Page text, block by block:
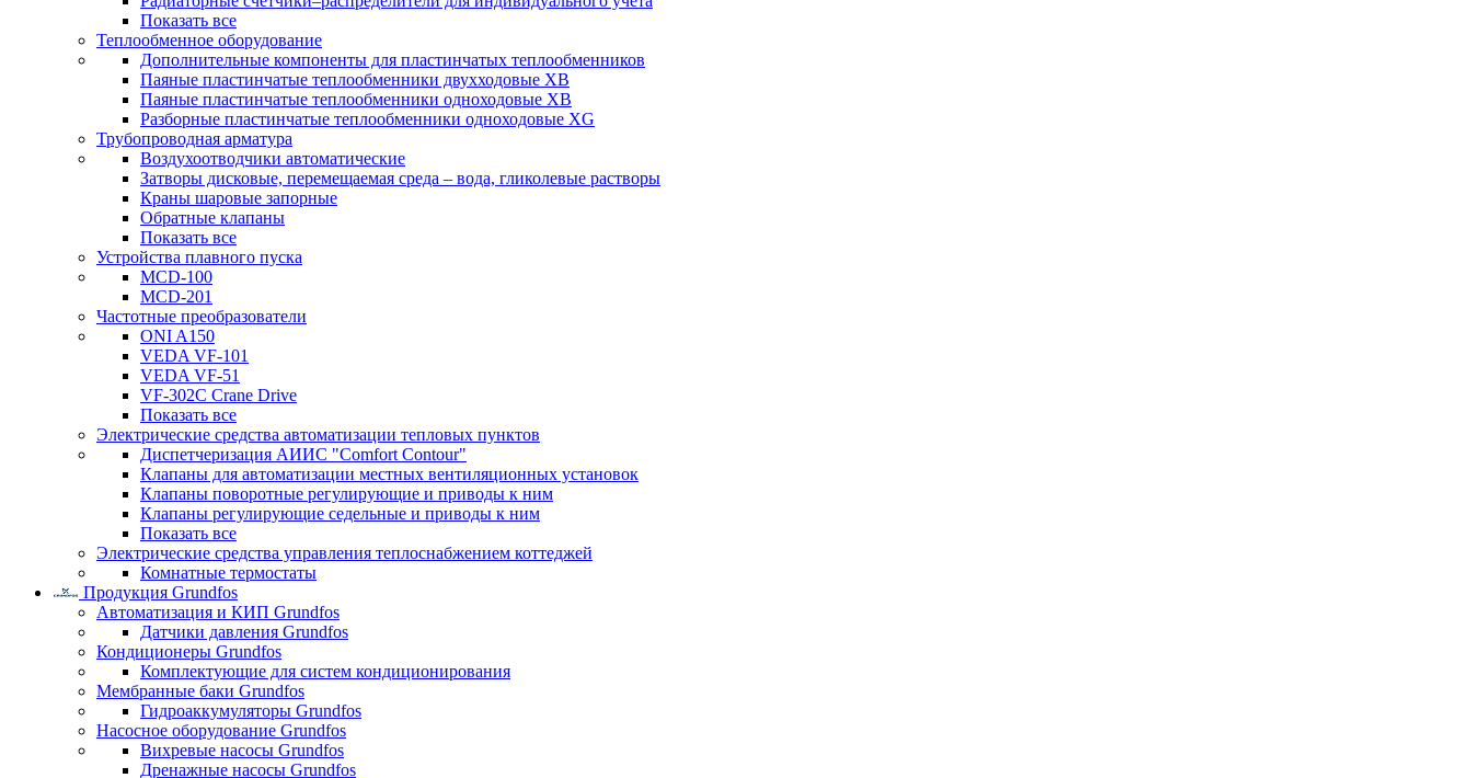
Показать все
Теплообменное оборудование
Дополнительные компоненты для пластинчатых теплообменников
Паяные пластинчатые теплообменники двухходовые XB
Паяные пластинчатые теплообменники одноходовые ХВ
Разборные пластинчатые теплообменники одноходовые ХG
Трубопроводная арматура
Воздухоотводчики автоматические
Затворы дисковые, перемещаемая среда – вода, гликолевые растворы
Краны шаровые запорные
Обратные клапаны
Показать все
Устройства плавного пуска
MCD-100
MCD-201
Частотные преобразователи
ONI A150
VEDA VF-101
VEDA VF-51
VF-302C Crane Drive
Показать все
Электрические средства автоматизации тепловых пунктов
Диспетчеризация АИИС "Comfort Contour"
Клапаны для автоматизации местных вентиляционных установок
Клапаны поворотные регулирующие и приводы к ним
Клапаны регулирующие седельные и приводы к ним
Показать все
Электрические средства управления теплоснабжением коттеджей
Комнатные термостаты
Продукция Grundfos
Автоматизация и КИП Grundfos
Датчики давления Grundfos
Кондиционеры Grundfos
Комплектующие для систем кондиционирования
Мембранные баки Grundfos
Гидроаккумуляторы Grundfos
Насосное оборудование Grundfos
Вихревые насосы Grundfos
Дренажные насосы Grundfos